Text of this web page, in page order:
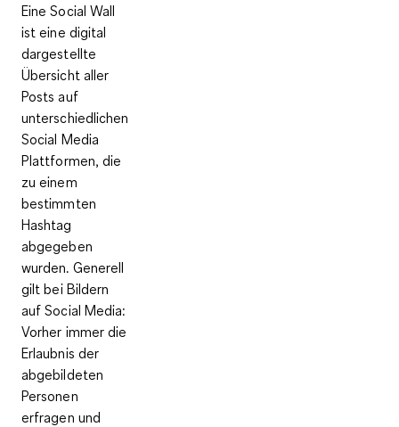
Eine Social Wall
ist eine digital
dargestellte
Übersicht aller
Posts auf
unterschiedlichen
Social Media
Plattformen, die
zu einem
bestimmten
Hashtag
abgegeben
wurden. Generell
gilt bei Bildern
auf Social Media:
Vorher immer die
Erlaubnis der
abgebildeten
Personen
erfragen und